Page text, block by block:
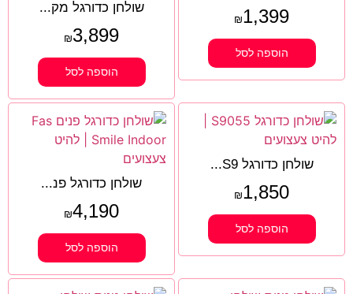
₪1,399
הוספה לסל
שולחן כדורגל מק...
₪3,899
הוספה לסל
שולחן כדורגל S9...
₪1,850
הוספה לסל
שולחן כדורגל פנ...
₪4,190
הוספה לסל